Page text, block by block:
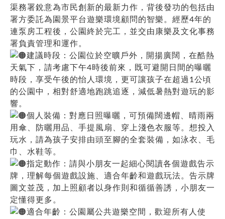
渠務署銳意為市民創新的最新力作，背後發功的包括由
署方委託為園景平台遊樂環境顧問的智樂。經歷4年的
連泵房工程後，公園終於完工，並交由康樂及文化事務
署負責管理和運作。
建議時段：公園位於空曠戶外，開揚廣闊，在酷熱
天氣下，請考慮下午4時後前來，既可避開日間的曝曬
時段，享受午後的怡人環境，更可讓孩子在超過1公頃
的公園中，相對舒適地跑跳追逐，減低暑熱對遊玩的影
響。
個人裝備：對應日照曝曬，可預備闊邊帽、晴雨兩
用傘、防曬用品、手提風扇、穿上淺色衣服等。想投入
玩水，請為孩子安排由頭至腳的全套裝備，如泳衣、毛
巾、水鞋等。
指定動作：請與小朋友一起細心閱讀各個遊戲告示
牌，理解每個遊戲設施、適合年齡和遊戲玩法。告示牌
圖文並茂，加上照顧者以身作則和循循善誘，小朋友一
定懂得更多。
適合年齡：公園屬公共遊樂空間，歡迎所有人使